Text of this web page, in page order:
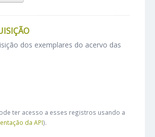
dos exemplares do acervo das
ter acesso a esses registros usando a
da API).